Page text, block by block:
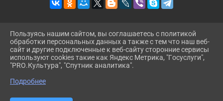
2026 Г. KUG-PB.RU
ВХОД
КАРТА САЙТА
ПОЛИТИКА ОБРАБОТКИ ПЕРСОНАЛЬНЫХ ДАННЫХ
СДЕЛАНО НА KUBCMS
Пользуясь нашим сайтом, вы соглашаетесь с политикой
обработки персональных данных а также с тем что наш веб-
сайт и другие подключенные к веб-сайту сторонние сервисы
используют cookies такие как Яндекс Метрика, "Госуслуги",
"PRO.Культура", "Спутник аналитика".
Подробнее